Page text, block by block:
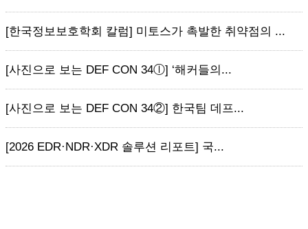
[한국정보보호학회 칼럼] 미토스가 촉발한 취약점의 ...
[사진으로 보는 DEF CON 34ⓛ] ‘해커들의...
[사진으로 보는 DEF CON 34②] 한국팀 데프...
[2026 EDR·NDR·XDR 솔루션 리포트] 국...